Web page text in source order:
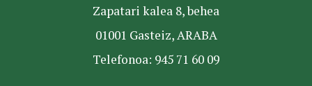
Zapatari kalea 8, behea
01001 Gasteiz, ARABA
Telefonoa: 945 71 60 09